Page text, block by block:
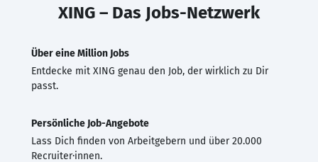
XING – Das Jobs-Netzwerk
Über eine Million Jobs
Entdecke mit XING genau den Job, der wirklich zu Dir
passt.
Persönliche Job-Angebote
Lass Dich finden von Arbeitgebern und über 20.000
Recruiter·innen.